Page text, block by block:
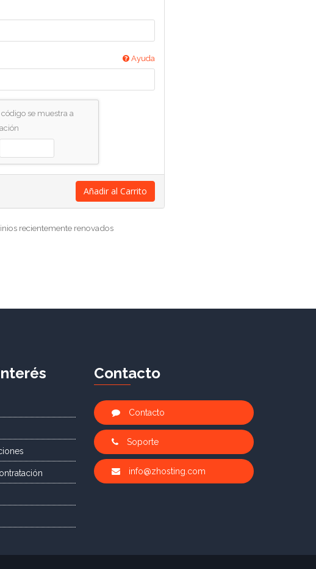
Ayuda
se muestra a
Añadir al Carrito
recientemente renovados
nterés Contacto
Contacto
Soporte
info@zhosting.com